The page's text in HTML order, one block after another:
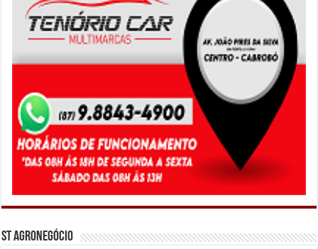
ST Agronegócio